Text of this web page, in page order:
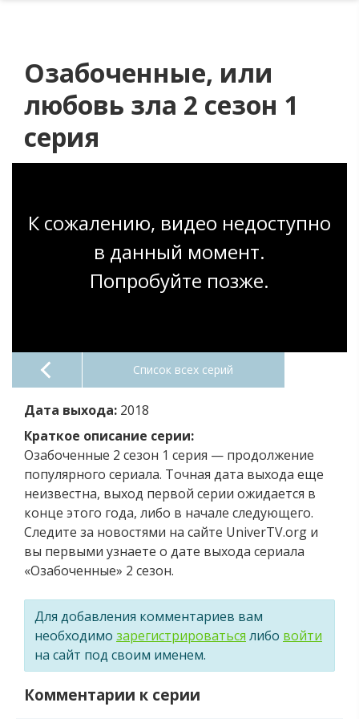
Озабоченные, или
любовь зла 2 сезон 1
серия
К сожалению, видео недоступно
в данный момент.
Попробуйте позже.
Список всех серий
Дата выхода: 2018
Краткое описание серии:
Озабоченные 2 сезон 1 серия — продолжение
популярного сериала. Точная дата выхода еще
неизвестна, выход первой серии ожидается в
конце этого года, либо в начале следующего.
Следите за новостями на сайте UniverTV.org и
вы первыми узнаете о дате выхода сериала
«Озабоченные» 2 сезон.
Для добавления комментариев вам
необходимо зарегистрироваться либо войти
на сайт под своим именем.
Комментарии к серии